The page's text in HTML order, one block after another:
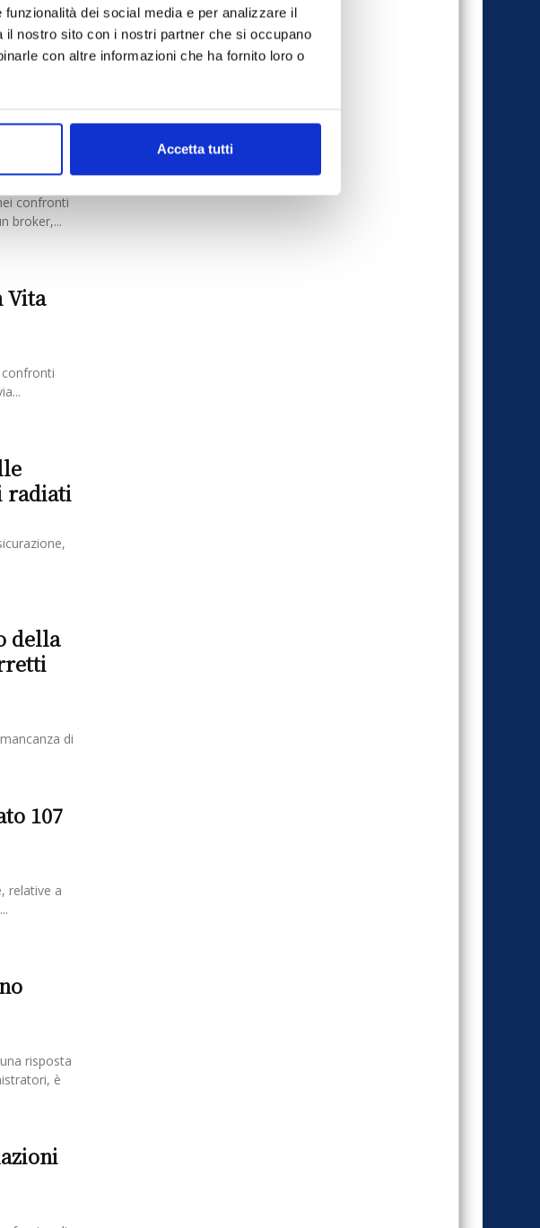
dei social media e per analizzare il
nostro sito con i nostri partner che si occupano
con altre informazioni che ha fornito loro o
Accetta tutti
degli
confronti
broker,...
Vita
confronti
radiati
della
di
107
relative a
risposta
è